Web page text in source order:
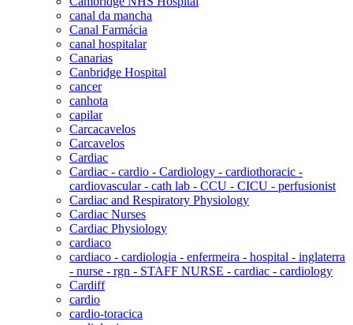
canal da mancha
Canal Farmácia
canal hospitalar
Canarias
Canbridge Hospital
cancer
canhota
capilar
Carcacavelos
Carcavelos
Cardiac
Cardiac - cardio - Cardiology - cardiothoracic -
cardiovascular - cath lab - CCU - CICU - perfusionist
Cardiac and Respiratory Physiology
Cardiac Nurses
Cardiac Physiology
cardiaco
cardiaco - cardiologia - enfermeira - hospital - inglaterra
- nurse - rgn - STAFF NURSE - cardiac - cardiology
Cardiff
cardio
cardio-toracica